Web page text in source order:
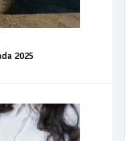
2025